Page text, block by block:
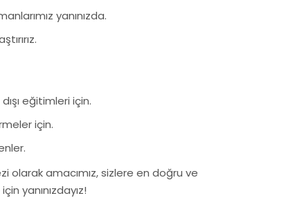
yanınızda.
eğitimleri için.
için.
olarak amacımız, sizlere en doğru ve
yanınızdayız!